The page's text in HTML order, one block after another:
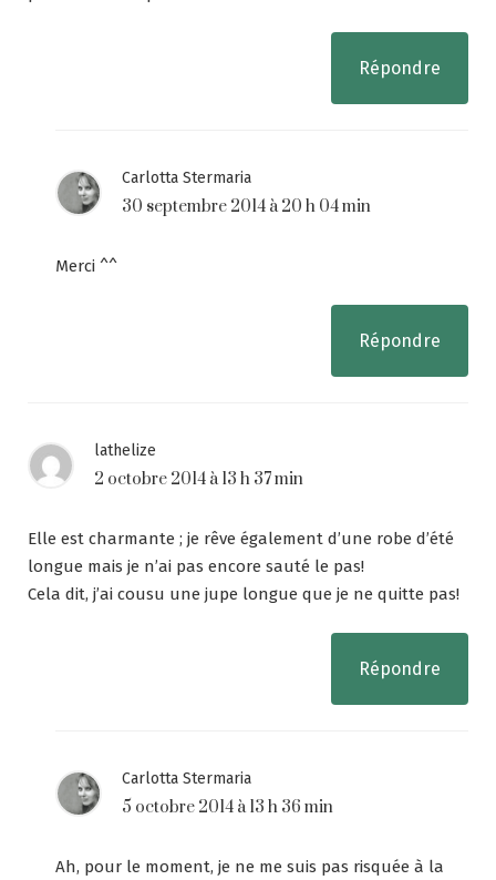
Répondre
Carlotta Stermaria
30 septembre 2014 à 20 h 04 min
Merci ^^
Répondre
lathelize
2 octobre 2014 à 13 h 37 min
Elle est charmante ; je rêve également d’une robe d’été
longue mais je n’ai pas encore sauté le pas!
Cela dit, j’ai cousu une jupe longue que je ne quitte pas!
Répondre
Carlotta Stermaria
5 octobre 2014 à 13 h 36 min
Ah, pour le moment, je ne me suis pas risquée à la